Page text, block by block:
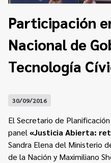
Convenios
Concursos
Acceso a la
Tenés Derechos
Plan de Gobierno
Recursos y Acceso a la
Programa Educación en
Cuento con Derechos
Transparencia
Contacto
Participación
Nacional de
Tecnología
30/09/2016
El Secretario de
panel«Justicia Abierta:
Sandra Elena del Ministerio
de la Nación y Maximiliano